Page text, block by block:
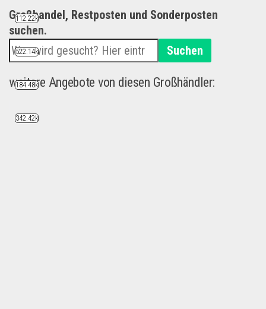
Großhandel, Restposten und Sonderposten
suchen.
Suchen
weitere Angebote von diesen Großhändler:
112.22k
522.14k
184.48k
342.42k